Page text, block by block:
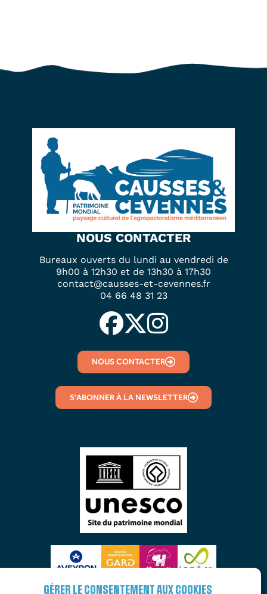
GÉRER LE CONSENTEMENT AUX COOKIES
NOUS CONTACTER
Bureaux ouverts du lundi au vendredi de
9h00 à 12h30 et de 13h30 à 17h30
contact@causses-et-cevennes.fr
04 66 48 31 23
NOUS CONTACTER
S'ABONNER À LA NEWSLETTER